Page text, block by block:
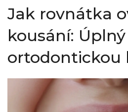
Jak rovnátka
kousání:
ortodontickou